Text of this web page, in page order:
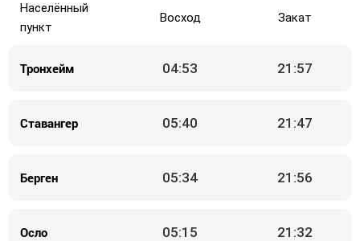
Населённый
пункт
Восход Закат
Тронхейм 04:53 21:57
Ставангер 05:40 21:47
Берген 05:34 21:56
Осло 05:15 21:32